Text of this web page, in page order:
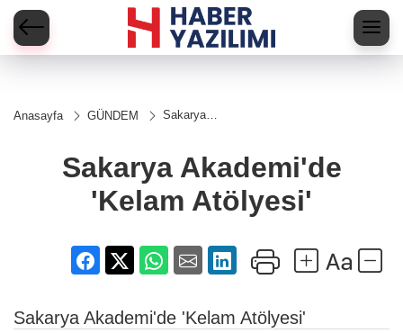
Anasayfa GÜNDEM
Sakarya
Atölyesi'
Sakarya Akademi'de
'Kelam Atölyesi'
Sakarya Akademi'de 'Kelam Atölyesi'